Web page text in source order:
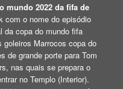
mundo 2022 da fifa de
com o nome do episódio
da copa do mundo fifa
Marrocos copa do
de grande porte para Tom
nas quais se prepara o
no Templo (Interior).